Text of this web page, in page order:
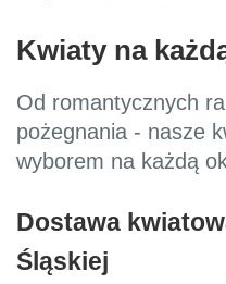
Kwiaty na
Od romantycznych
pożegnania - nasze
wyborem na każdą
Dostawa
Śląskiej